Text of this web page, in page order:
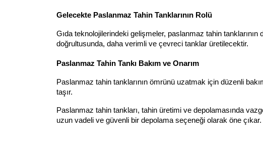
Gelecekte Paslanmaz Tahin Tanklarının Rolü
Gıda teknolojilerindeki gelişmeler, paslanmaz tahin
doğrultusunda, daha verimli ve çevreci tanklar üretilecektir.
Paslanmaz Tahin Tankı Bakım ve Onarım
Paslanmaz tahin tanklarının ömrünü uzatmak için düzenli
taşır.
Paslanmaz tahin tankları, tahin üretimi ve depolamasında
uzun vadeli ve güvenli bir depolama seçeneği olarak öne çıkar.